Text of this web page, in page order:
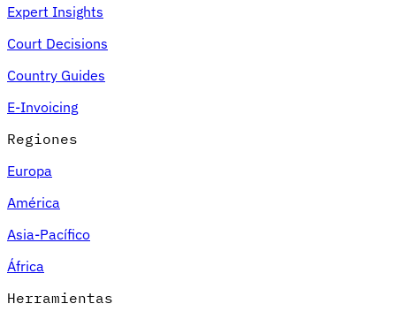
Expert Insights
Court Decisions
Country Guides
E-Invoicing
Regiones
Europa
América
Asia-Pacífico
África
Herramientas